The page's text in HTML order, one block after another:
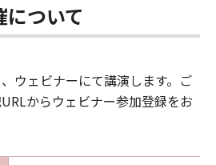
ついて
ウェビナーにて講演します。ご
からウェビナー参加登録をお